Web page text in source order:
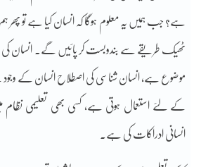
ہے؟ جب ہمیں یہ معلوم ہوگا کہ انسان کیا ہے تو پھر
ٹھیک طریقے سے بندوبست کر پائیں گے۔ انسان
موضوع ہے، انسان شناسی کی اصطلاح انسان کے
کے لئے استعمال ہوتی ہے، کسی بھی تعلیمی
انسانی ادراکات کی ہے۔